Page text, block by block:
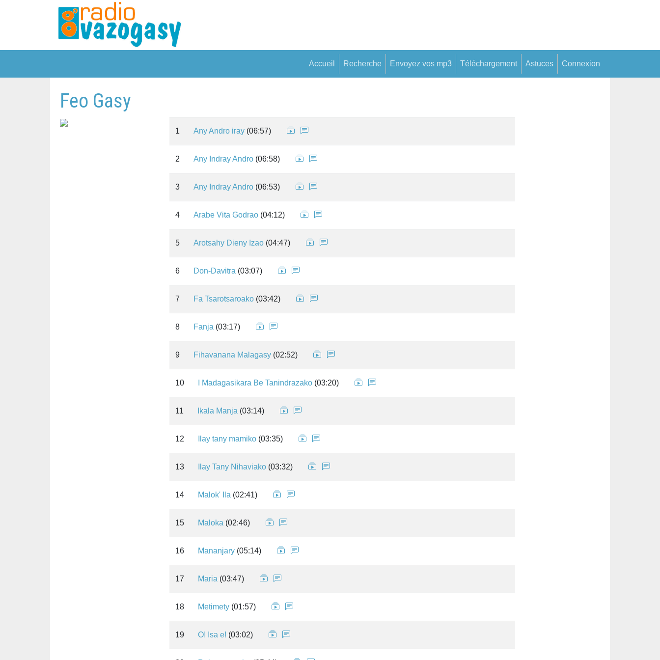
Accueil Recherche Envoyez vos mp3 Téléchargement Astuces Connexion
Feo Gasy
1 Any Andro iray(06:57)
2 Any Indray Andro(06:58)
3 Any Indray Andro(06:53)
4 Arabe Vita Godrao(04:12)
5 Arotsahy Dieny Izao(04:47)
6 Don-Davitra (03:07)
7 Fa Tsarotsaroako(03:42)
8 Fanja (03:17)
9 Fihavanana Malagasy(02:52)
10 I Madagasikara Be Tanindrazako(03:20)
11 Ikala Manja (03:14)
12 Ilay tany mamiko(03:35)
13 Ilay Tany Nihaviako(03:32)
14 Malok' Ila (02:41)
15 Maloka (02:46)
16 Mananjary(05:14)
17 Maria (03:47)
18 Metimety(01:57)
19 O! Isa e! (03:02)